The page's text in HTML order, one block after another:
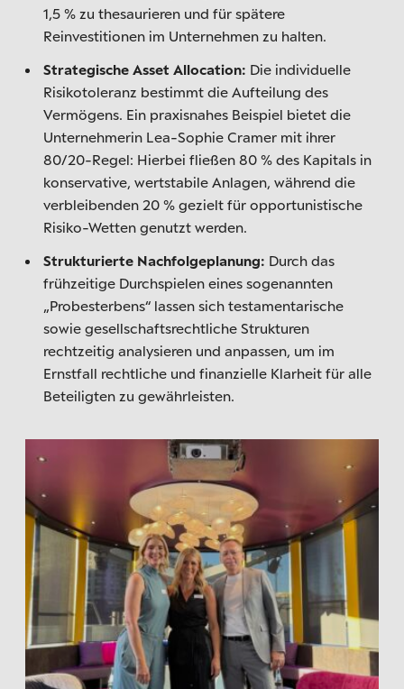
1,5 % zu thesaurieren und für spätere
Reinvestitionen im Unternehmen zu halten.
Strategische Asset Allocation: Die individuelle
Risikotoleranz bestimmt die Aufteilung des
Vermögens. Ein praxisnahes Beispiel bietet die
Unternehmerin Lea-Sophie Cramer mit ihrer
80/20-Regel: Hierbei fließen 80 % des Kapitals in
konservative, wertstabile Anlagen, während die
verbleibenden 20 % gezielt für opportunistische
Risiko-Wetten genutzt werden.
Strukturierte Nachfolgeplanung: Durch das
frühzeitige Durchspielen eines sogenannten
„Probesterbens“ lassen sich testamentarische
sowie gesellschaftsrechtliche Strukturen
rechtzeitig analysieren und anpassen, um im
Ernstfall rechtliche und finanzielle Klarheit für alle
Beteiligten zu gewährleisten.